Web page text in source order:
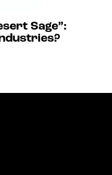
Sage”: